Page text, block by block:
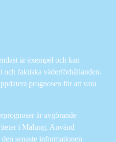
är exempel och kan
och faktiska väderförhållanden.
prognosen för att vara
är avgörande
i Malung. Använd
senaste informationen